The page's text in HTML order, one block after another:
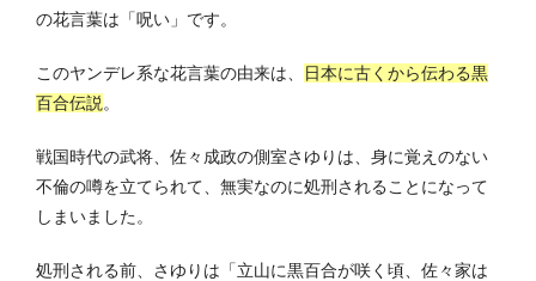
の花言葉は「呪い」です。
このヤンデレ系な花言葉の由来は、
日本に古くから伝わる黒
百合伝説 。
戦国時代の武将、佐々成政の側室さゆりは、身に覚えのない
不倫の噂を立てられて、無実なのに処刑されることになって
しまいました。
処刑される前、さゆりは「立山に黒百合が咲く頃、佐々家は